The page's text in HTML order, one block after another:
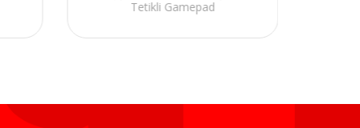
Tetikli Gamepad